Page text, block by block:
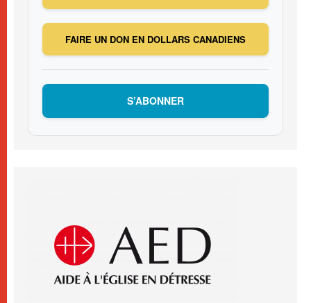
FAIRE UN DON EN DOLLARS CANADIENS
S’ABONNER